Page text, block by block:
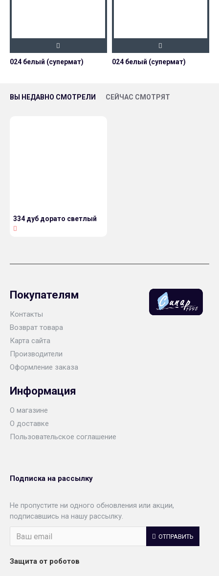
024 белый (супермат) 024 белый (супермат)
ВЫ НЕДАВНО СМОТРЕЛИ СЕЙЧАС СМОТРЯТ
334 дуб дорато светлый
Покупателям
Контакты
Возврат товара
Карта сайта
Производители
Оформление заказа
Информация
О магазине
О доставке
Пользовательское соглашение
Подписка на рассылку
Не пропустите ни одного обновления или акции,
подписавшись на нашу рассылку.
ОТПРАВИТЬ
Защита от роботов